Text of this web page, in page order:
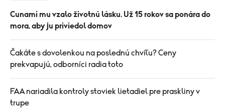
Cunami mu vzalo životnú lásku. Už 15 rokov sa ponára do
mora, aby ju priviedol domov
Čakáte s dovolenkou na poslednú chvíľu? Ceny
prekvapujú, odborníci radia toto
FAA nariadila kontroly stoviek lietadiel pre praskliny v
trupe